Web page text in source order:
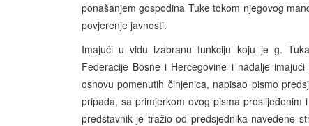
ponašanjem gospodina Tuke tokom njegovog
povjerenje javnosti.
Imajući u vidu izabranu funkciju koju je g.
Federacije Bosne i Hercegovine i nadalje
osnovu pomenutih činjenica, napisao pismo
pripada, sa primjerkom ovog pisma
predstavnik je tražio od predsjednika navedene